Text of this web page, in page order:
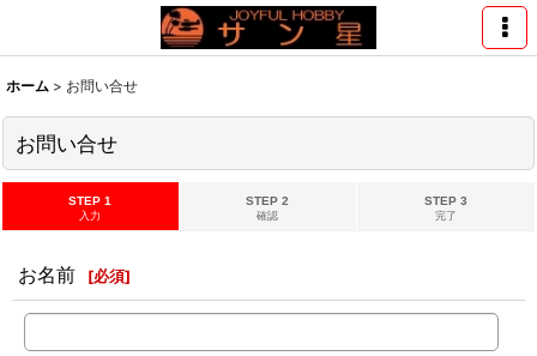
ホーム > お問い合せ
お問い合せ
STEP 1
入力
STEP 2
確認
STEP 3
完了
お名前 [必須]